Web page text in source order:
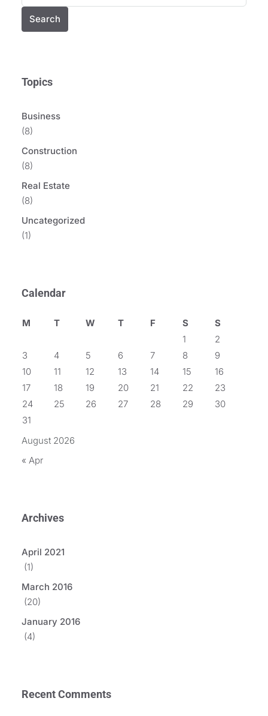
Search
Topics
Business
(8)
Construction
(8)
Real Estate
(8)
Uncategorized
(1)
Calendar
August 2026
M T W T F S
S
1
2
3
4 5 6 7 8
9
10
11 12 13 14 15
16
17
18 19 20 21 22
23
24
25 26 27 28 29
30
31
« Apr
Archives
April 2021
(1)
March 2016
(20)
January 2016
(4)
Recent Comments